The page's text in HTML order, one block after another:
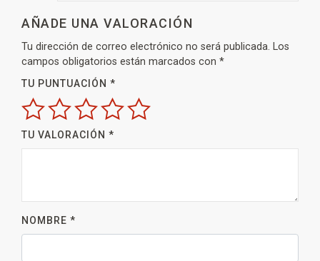
AÑADE UNA VALORACIÓN
Tu dirección de correo electrónico no será publicada. Los
campos obligatorios están marcados con *
TU PUNTUACIÓN *
TU VALORACIÓN *
NOMBRE *